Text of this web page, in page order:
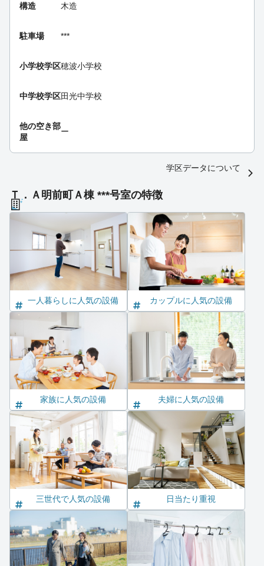
構造 木造
駐車場 ***
小学校学区穂波小学校
中学校学区田光中学校
他の空き部
屋
ー
学区データについて
Ｔ．Ａ明前町Ａ棟 ***号室の特徴
一人暮らしに人気の設備 カップルに人気の設備
家族に人気の設備 夫婦に人気の設備
三世代で人気の設備 日当たり重視